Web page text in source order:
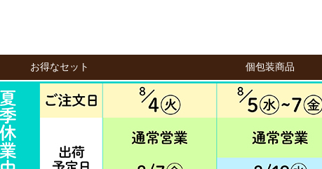
お得なセット 個包装商品